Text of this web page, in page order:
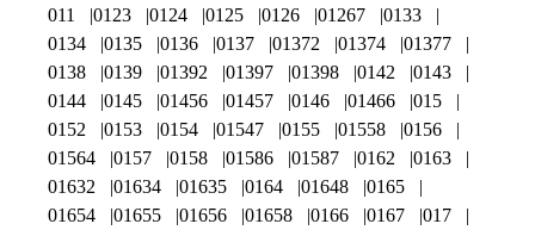
011 0123 0124 0125 0126 01267
0133
0134
0135 0136 0137 01372 01374
01377
0138
0139 01392 01397 01398 0142
0143
0144
0145 01456 01457 0146 01466
015
0152
0153 0154 01547 0155 01558
0156
01564
0157 0158 01586 01587 0162
0163
01632
01634 01635 0164 01648
0165
01654
01655 01656 01658 0166 0167
017